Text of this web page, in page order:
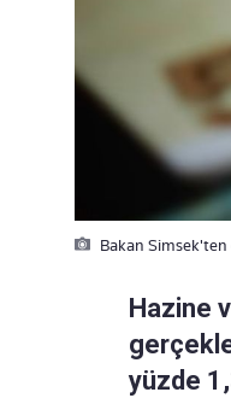
Bakan
Hazine
yüzde